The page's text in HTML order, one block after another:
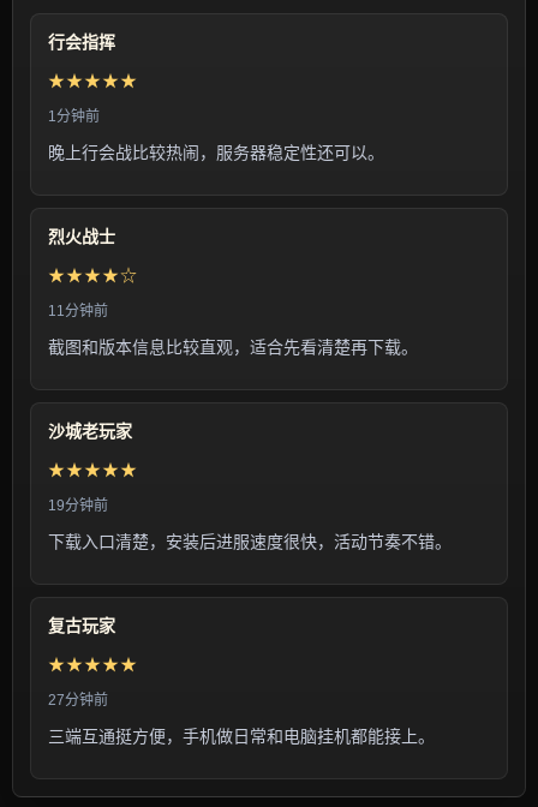
行会指挥
★★★★★
1分钟前
晚上行会战比较热闹，服务器稳定性还可以。
烈火战士
★★★★☆
11分钟前
截图和版本信息比较直观，适合先看清楚再下载。
沙城老玩家
★★★★★
19分钟前
下载入口清楚，安装后进服速度很快，活动节奏不错。
复古玩家
★★★★★
27分钟前
三端互通挺方便，手机做日常和电脑挂机都能接上。